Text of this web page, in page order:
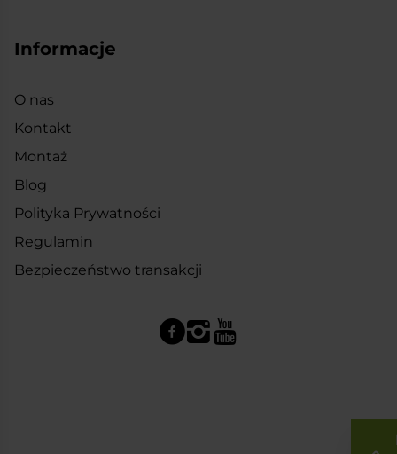
Informacje
O nas
Kontakt
Montaż
Blog
Polityka Prywatności
Regulamin
Bezpieczeństwo transakcji